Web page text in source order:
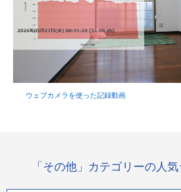
ウェブカメラを使った記録動画
「その他」カテゴリーの人